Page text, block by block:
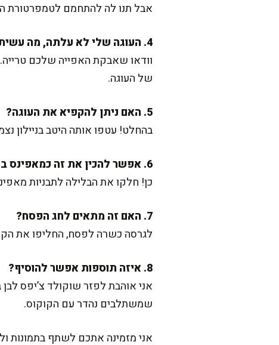
אבל תנו לה להתחמם לטמפרטורת
4. העוגה שלי לא עלתה, מה עשיתי לא נכון?
וודאו שאבקת האפייה שלכם טרייה.
של העוגה.
5. האם ניתן להקפיא את העוגה?
בהחלט! עטפו אותה היטב בניילון
6. אפשר להכין את זה כמאפינס במקום עוגה?
כן! חלקו את הבלילה לתבניות מאפינס ואפו כ-20 דקות בלבד. תקבלו מאפינס
7. האם זה מתאים לחג הפסח?
לגרסה כשרה לפסח, החליפו את
8. איזה תוספות אפשר להוסיף?
אני אוהבת לפזר שוקולד צ’יפס לבן
שמשתלבים נהדר עם הקוקוס.
אני מזמינה אתכם לשתף בתמונות